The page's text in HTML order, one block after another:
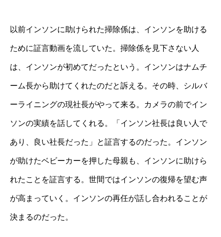
以前インソンに助けられた掃除係は、インソンを助ける
ために証言動画を流していた。掃除係を見下さない人
は、インソンが初めてだったという。インソンはナムチ
ーム長から助けてくれたのだと訴える。その時、シルバ
ーライニングの現社長がやって来る。カメラの前でイン
ソンの実績を話してくれる。「インソン社長は良い人で
あり、良い社長だった」と証言するのだった。インソン
が助けたベビーカーを押した母親も、インソンに助けら
れたことを証言する。世間ではインソンの復帰を望む声
が高まっていく。インソンの再任が話し合われることが
決まるのだった。